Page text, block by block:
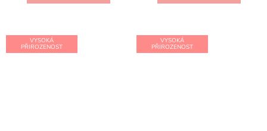
VYSOKÁ
PŘIROZENOST
VYSOKÁ
PŘIROZENOST